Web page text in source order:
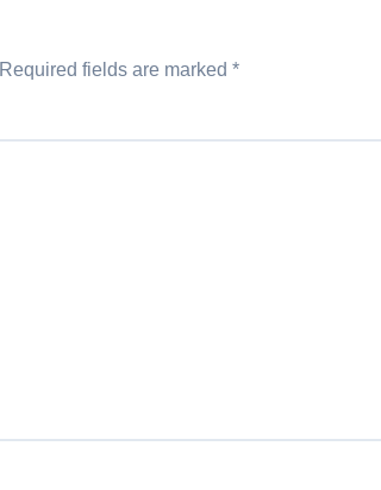
Required fields are marked *